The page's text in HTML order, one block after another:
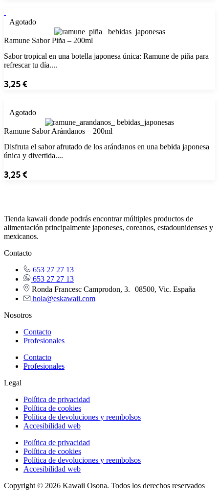
Agotado
Ramune Sabor Piña – 200ml
Sabor tropical en una botella japonesa única: Ramune de piña para
refrescar tu día....
3,25€
Agotado
Ramune Sabor Arándanos – 200ml
Disfruta el sabor afrutado de los arándanos en una bebida japonesa
única y divertida....
3,25€
Tienda kawaii donde podrás encontrar múltiples productos de
alimentación principalmente japoneses, coreanos, estadounidenses y
mexicanos.
Contacto
653 27 27 13
653 27 27 13
Ronda Francesc Camprodon, 3. 08500, Vic. España
hola@eskawaii.com
Nosotros
Contacto
Profesionales
Contacto
Profesionales
Legal
Política de privacidad
Política de cookies
Política de devoluciones y reembolsos
Accesibilidad web
Política de privacidad
Política de cookies
Política de devoluciones y reembolsos
Accesibilidad web
Copyright © 2026 Kawaii Osona. Todos los derechos reservados